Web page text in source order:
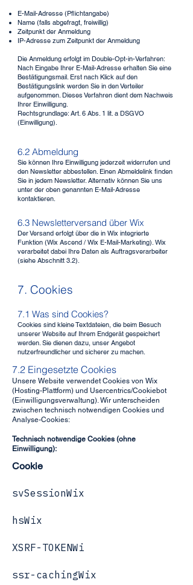
E-Mail-Adresse (Pflichtangabe)
Name (falls abgefragt, freiwillig)
Zeitpunkt der Anmeldung
IP-Adresse zum Zeitpunkt der Anmeldung
Die Anmeldung erfolgt im Double-Opt-in-Verfahren:
Nach Eingabe Ihrer E-Mail-Adresse erhalten Sie eine
Bestätigungsmail. Erst nach Klick auf den
Bestätigungslink werden Sie in den Verteiler
aufgenommen. Dieses Verfahren dient dem Nachweis
Ihrer Einwilligung.
Rechtsgrundlage: Art. 6 Abs. 1 lit. a DSGVO
(Einwilligung).
6.2 Abmeldung
Sie können Ihre Einwilligung jederzeit widerrufen und
den Newsletter abbestellen. Einen Abmeldelink finden
Sie in jedem Newsletter. Alternativ können Sie uns
unter der oben genannten E-Mail-Adresse
kontaktieren.
6.3 Newsletterversand über Wix
Der Versand erfolgt über die in Wix integrierte
Funktion (Wix Ascend / Wix E-Mail-Marketing). Wix
verarbeitet dabei Ihre Daten als Auftragsverarbeiter
(siehe Abschnitt 3.2).
7. Cookies
7.1 Was sind Cookies?
Cookies sind kleine Textdateien, die beim Besuch
unserer Website auf Ihrem Endgerät gespeichert
werden. Sie dienen dazu, unser Angebot
nutzerfreundlicher und sicherer zu machen.
7.2 Eingesetzte Cookies
Unsere Website verwendet Cookies von Wix
(Hosting-Plattform) und Usercentrics/Cookiebot
(Einwilligungsverwaltung). Wir unterscheiden
zwischen technisch notwendigen Cookies und
Analyse-Cookies:
Technisch notwendige Cookies (ohne
Einwilligung):
Cookie
svSessionWix
hsWix
XSRF-TOKENWi
ssr-cachingWix